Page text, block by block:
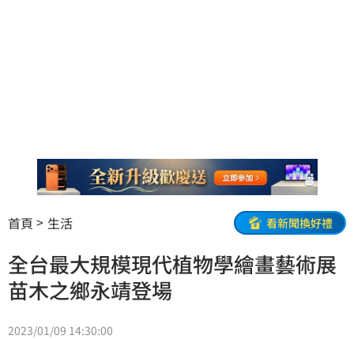
首頁 生活 看新聞換好禮
全台最大規模現代植物學繪畫藝術展
苗木之鄉永靖登場
2023/01/09 14:30:00